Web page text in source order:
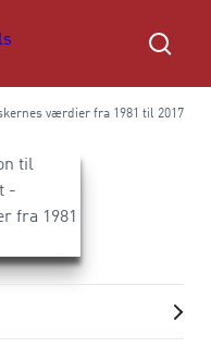
værdier fra 1981 til 2017